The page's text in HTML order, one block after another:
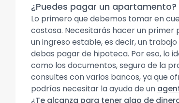
¿Puedes pagar un apartamento?
Lo primero que debemos tomar en
costosa. Necesitarás hacer un primer
un ingreso estable, es decir, un
debas pagar de hipoteca. Por eso, lo
como los documentos, seguro de la
consultes con varios bancos, ya que
podrías necesitar la ayuda de un
¿Te alcanza para tener algo de